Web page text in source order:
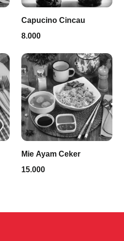
Capucino Cincau
8.000
Mie Ayam Ceker
15.000